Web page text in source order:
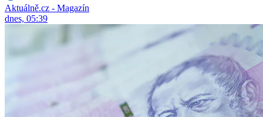
Aktuálně.cz - Magazín
dnes, 05:39